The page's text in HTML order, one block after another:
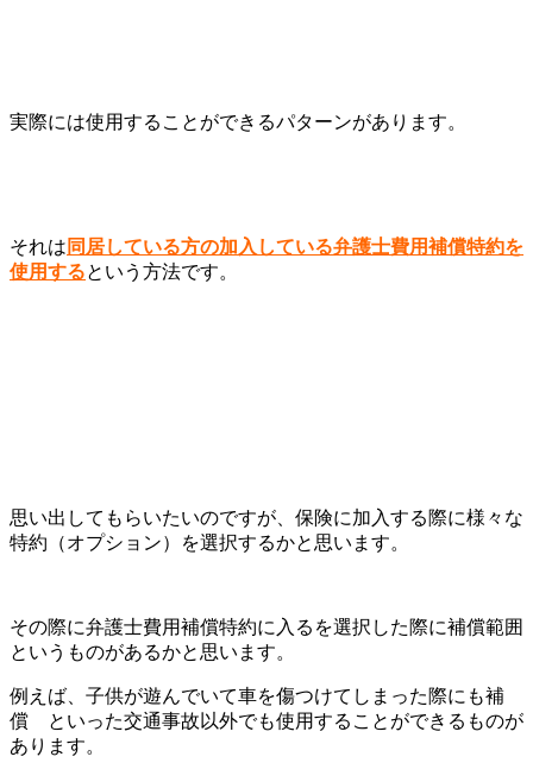
実際には使用することができるパターンがあります。
それは 同居している方の加入している弁護士費用補償特約を
使用するという方法です。
思い出してもらいたいのですが、保険に加入する際に様々な
特約（オプション）を選択するかと思います。
その際に弁護士費用補償特約に入るを選択した際に補償範囲
というものがあるかと思います。
例えば、子供が遊んでいて車を傷つけてしまった際にも補
償 といった交通事故以外でも使用することができるものが
あります。